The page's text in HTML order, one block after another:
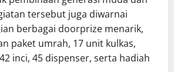
tersebut juga diwarnai
berbagai doorprize menarik,
paket umrah, 17 unit kulkas,
inci, 45 dispenser, serta hadiah